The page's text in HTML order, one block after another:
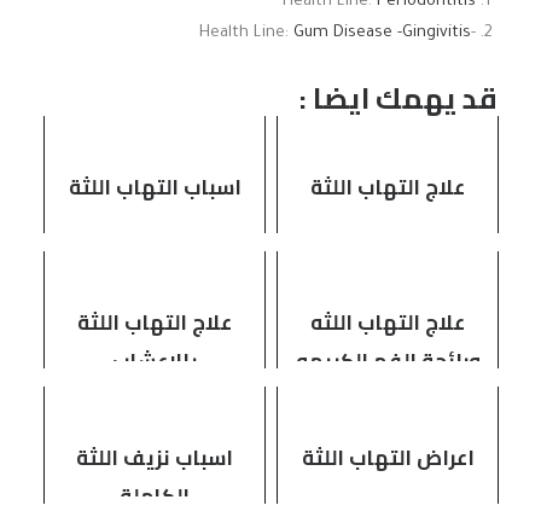
-Health Line:
Gum Disease -Gingivitis
قد يهمك ايضا :
علاج التهاب اللثة اسباب التهاب اللثة
علاج التهاب اللثه
ورائحة الفم الكريهه
علاج التهاب اللثة
بالاعشاب
اعراض التهاب اللثة
اسباب نزيف اللثة
الكاملة